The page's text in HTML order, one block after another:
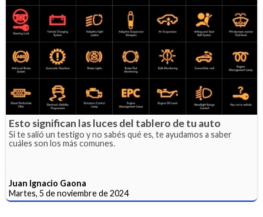
Esto significan las luces del tablero de tu auto
Si te salió un testigo y no sabés qué es, te ayudamos a saber
cuáles son los más comunes.
Juan Ignacio Gaona
Martes, 5 de noviembre de 2024